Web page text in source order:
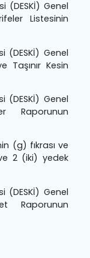
(DESKİ)
(DESKİ)
(DESKİ)
ve Taşınır
(DESKİ)
(g) fıkrası